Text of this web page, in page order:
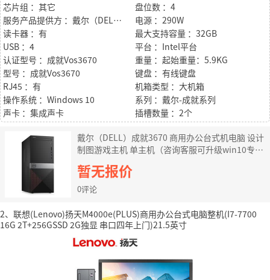
芯片组 ：其它
盘位数 ：4
服务产品提供方 ：戴尔（DELL）
电源 ：290W
读卡器 ：有
最大支持容量 ：32GB
USB ：4
平台 ：Intel平台
认证型号 ：成就Vos3670
重量 ：起始重量：5.9KG
型号 ：成就Vos3670
键盘 ：有线键盘
RJ45 ：有
机箱类型 ：大机箱
操作系统 ：Windows 10
系列 ：戴尔-成就系列
声卡 ：集成声卡
插槽数量 ：2个
戴尔（DELL）成就3670 商用办公台式机电脑 设计
制图游戏主机 单主机（咨询客服可升级win10专业
版） i3-8100 8G 128G固态硬盘 定制
暂无报价
0评论
2、联想(Lenovo)扬天M4000e(PLUS)商用办公台式电脑整机(I7-7700
16G 2T+256GSSD 2G独显 串口四年上门)21.5英寸